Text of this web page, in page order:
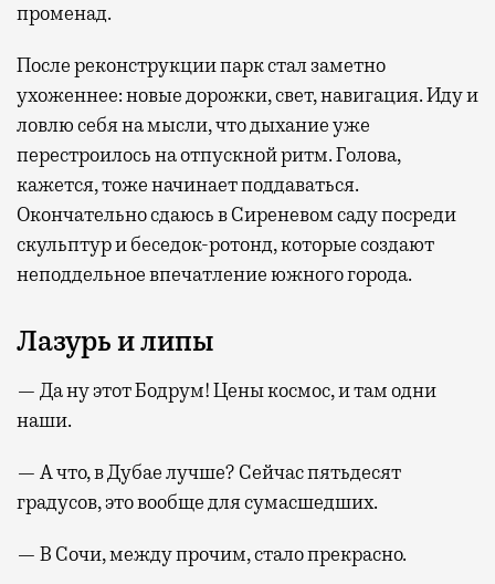
променад.
После реконструкции парк стал заметно
ухоженнее: новые дорожки, свет, навигация. Иду и
ловлю себя на мысли, что дыхание уже
перестроилось на отпускной ритм. Голова,
кажется, тоже начинает поддаваться.
Окончательно сдаюсь в Сиреневом саду посреди
скульптур и беседок-ротонд, которые создают
неподдельное впечатление южного города.
Лазурь и липы
— Да ну этот Бодрум! Цены космос, и там одни
наши.
— А что, в Дубае лучше? Сейчас пятьдесят
градусов, это вообще для сумасшедших.
— В Сочи, между прочим, стало прекрасно.